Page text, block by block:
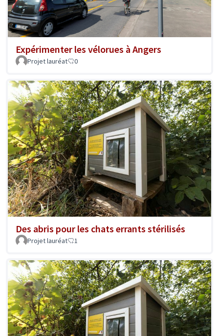
Expérimenter les vélorues à Angers
Projet lauréat 0
Des abris pour les chats errants stérilisés
Projet lauréat 1